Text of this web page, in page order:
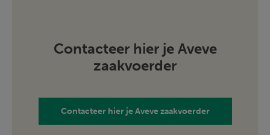
Contacteer hier je Aveve
zaakvoerder
Contacteer hier je Aveve zaakvoerder